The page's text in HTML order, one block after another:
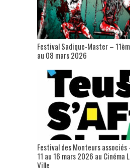
Festival Sadique-Master –
au 08 mars 2026
Festival des Monteurs
11 au 16 mars 2026 au Cinéma
Ville